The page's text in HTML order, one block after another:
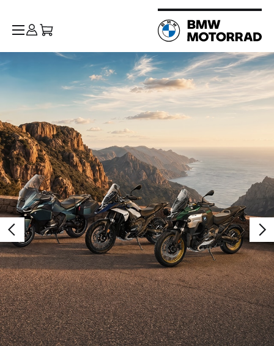
BMW Motorrad
:
Motos,
scooters,
équipements,